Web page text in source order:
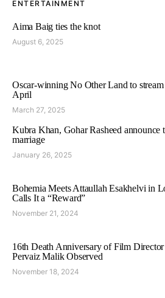
ENTERTAINMENT
Aima Baig ties the knot
August 6, 2025
Oscar-winning No Other Land to
April
March 27, 2025
Kubra Khan, Gohar Rasheed announce
marriage
January 26, 2025
Bohemia Meets Attaullah Esakhelvi in
Calls It a “Reward”
November 21, 2024
16th Death Anniversary of Film Director
Pervaiz Malik Observed
November 18, 2024